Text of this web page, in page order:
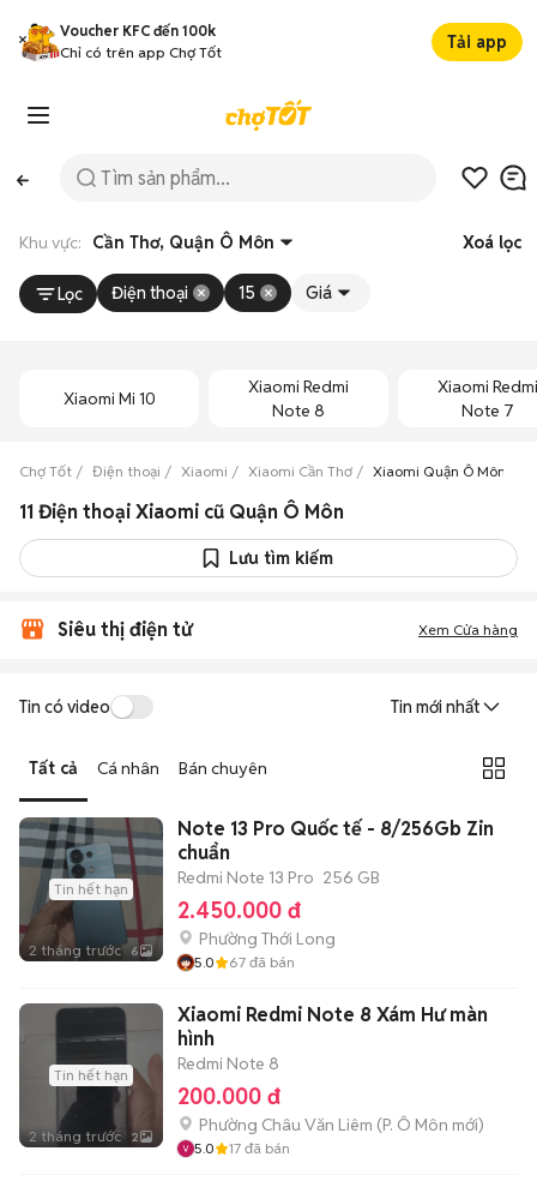
Voucher KFC đến 100k
Chỉ có trên app Chợ Tốt
Tải app
Khu vực: Cần Thơ, Quận Ô Môn Xoá lọc
Lọc Điện thoại 15 Giá
Xiaomi Mi 10
Xiaomi Redmi
Note 8
Xiaomi Redmi
Note 7
Chợ Tốt Điện thoại Xiaomi Xiaomi Cần Thơ Xiaomi Quận Ô Môn
11 Điện thoại Xiaomi cũ Quận Ô Môn
Lưu tìm kiếm
Siêu thị điện tử Xem Cửa hàng
Tin có video Tin mới nhất
Tất cả Cá nhân Bán chuyên
Tin hết hạn
2 tháng trước 6
Note 13 Pro Quốc tế - 8/256Gb Zin
chuẩn
Redmi Note 13 Pro 256 GB
2.450.000 đ
Phường Thới Long
5.0 67 đã bán
Tin hết hạn
2 tháng trước 2
Xiaomi Redmi Note 8 Xám Hư màn
hình
Redmi Note 8
200.000 đ
Phường Châu Văn Liêm (P. Ô Môn mới)
5.0 17 đã bán